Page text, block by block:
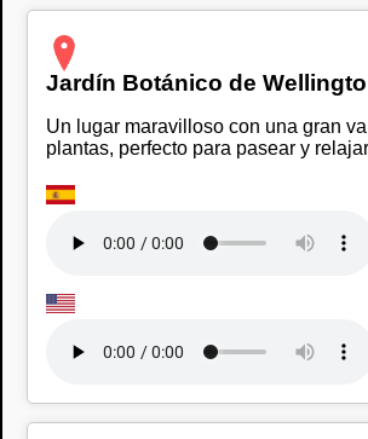
Jardín Botánico de
Un lugar maravilloso con una gran
plantas, perfecto para pasear y